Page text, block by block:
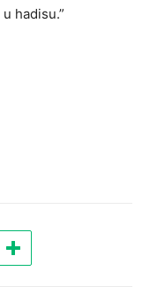
hadisu.”